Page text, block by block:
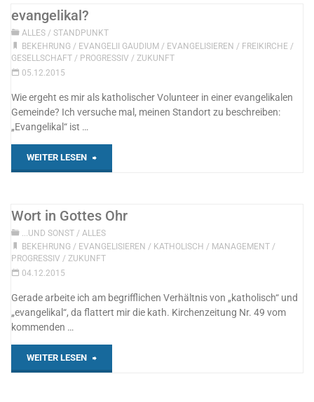
weit!"
evangelikal?
ALLES / STANDPUNKT
BEKEHRUNG / EVANGELII GAUDIUM / EVANGELISIEREN / FREIKIRCHE/
GESELLSCHAFT / PROGRESSIV /ZUKUNFT
05.12.2015
Wie ergeht es mir als katholischer Volunteer in einer evangelikalen
Gemeinde? Ich versuche mal, meinen Standort zu beschreiben:
„Evangelikal“ ist …
WEITER LESEN "evangelikal?"
Wort in Gottes Ohr
...UND SONST / ALLES
BEKEHRUNG / EVANGELISIEREN / KATHOLISCH / MANAGEMENT/
PROGRESSIV /ZUKUNFT
04.12.2015
Gerade arbeite ich am begrifflichen Verhältnis von „katholisch“ und
„evangelikal“, da flattert mir die kath. Kirchenzeitung Nr. 49 vom
kommenden …
WEITER LESEN "Wort